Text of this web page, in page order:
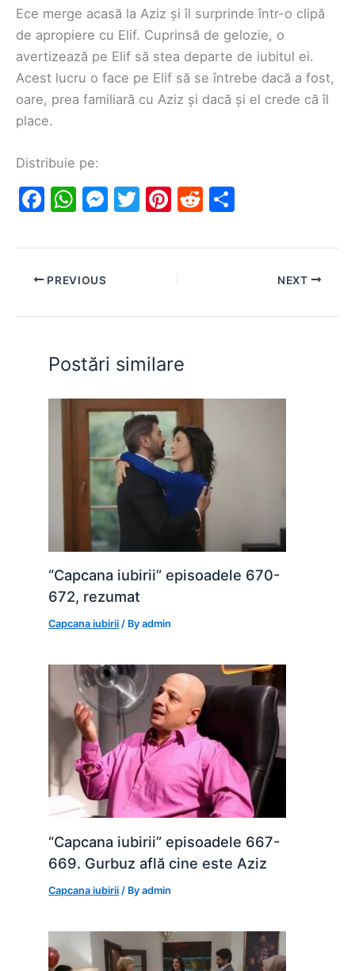
Ece merge acasă la Aziz și îl surprinde într-o clipă
de apropiere cu Elif. Cuprinsă de gelozie, o
avertizează pe Elif să stea departe de iubitul ei.
Acest lucru o face pe Elif să se întrebe dacă a fost,
oare, prea familiară cu Aziz și dacă și el crede că îl
place.
Distribuie pe:
F
c
e
o
o
k
W
at
s
p
p
M
s
n
g
er
T
itt
Pi
er
e
R
d ar
PREVIOUS NEXT
Postări similare
“Capcana iubirii” episoadele 670-
672, rezumat
Capcana iubirii / Byadmin
“Capcana iubirii” episoadele 667-
669. Gurbuz află cine este Aziz
Capcana iubirii / Byadmin